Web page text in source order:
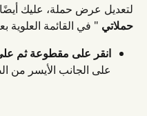
لتعديل عرض حملة، عليك أيضًا
حملاتي " في القائمة العلوية
انقر على مقطوعة ثم
على الجانب الأيسر من